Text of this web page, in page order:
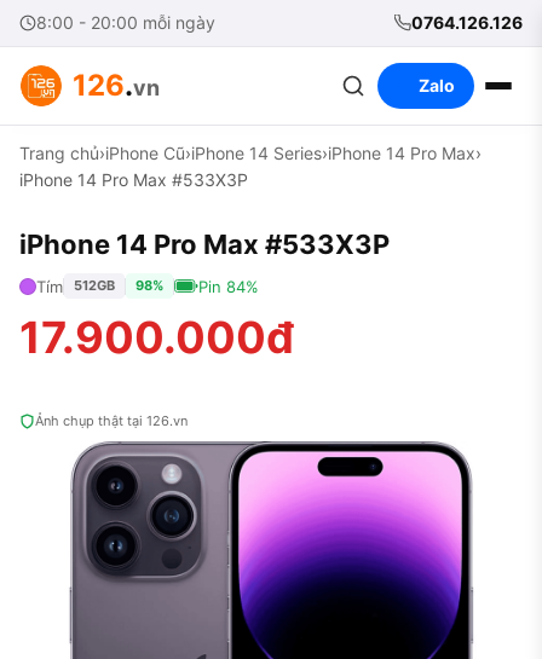
8:00 - 20:00 mỗi ngày 0764.126.126
126.vn Zalo
Trang chủ›iPhone Cũ›iPhone 14 Series›iPhone 14 Pro Max›
iPhone 14 Pro Max #533X3P
Ảnh chụp thật tại 126.vn
iPhone 14 Pro Max #533X3P
Tím 512GB 98% Pin 84%
17.900.000đ